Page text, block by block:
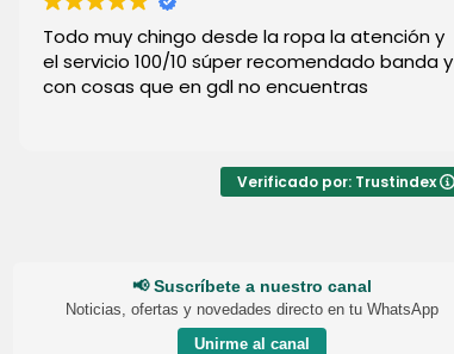
Todo muy chingo desde la ropa la atención y
el servicio 100/10 súper recomendado banda y
con cosas que en gdl no encuentras
Verificado por: Trustindex
📢 Suscríbete a nuestro canal
Noticias, ofertas y novedades directo en tu WhatsApp
Unirme al canal